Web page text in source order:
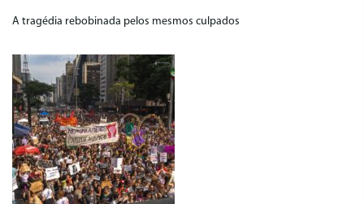
A tragédia rebobinada pelos mesmos culpados